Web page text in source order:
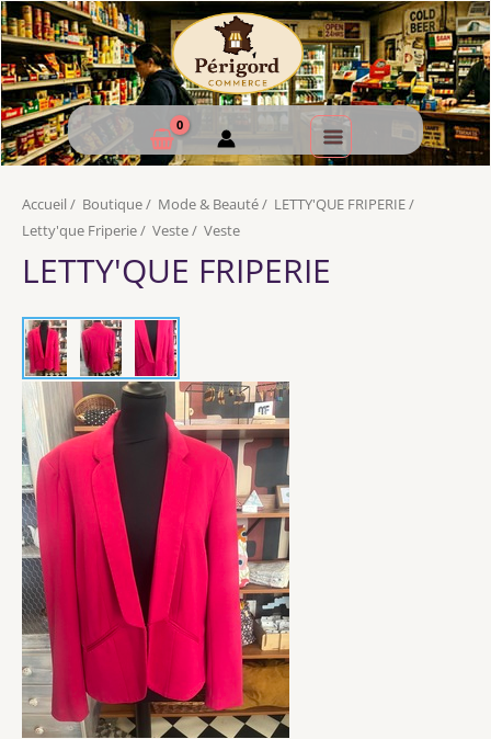
Accueil / Boutique/ Mode & Beauté/ LETTY'QUE FRIPERIE/
Letty'que Friperie/ Veste/ Veste
LETTY'QUE FRIPERIE